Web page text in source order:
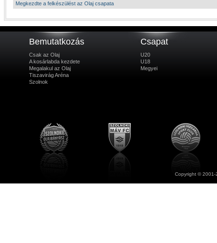
Megkezdte a felkészülést az Olaj csapata
Bemutatkozás
Csak az Olaj
A kosárlabda kezdete
Megalakul az Olaj
Tiszavirág Aréna
Szolnok
Csapat
U20
U18
Megyei
Copyright ©